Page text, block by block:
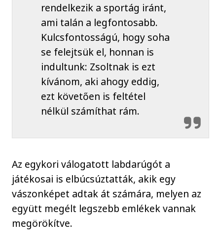
rendelkezik a sportág iránt,
ami talán a legfontosabb.
Kulcsfontosságú, hogy soha
se felejtsük el, honnan is
indultunk: Zsoltnak is ezt
kívánom, aki ahogy eddig,
ezt követően is feltétel
nélkül számíthat rám.
Az egykori válogatott labdarúgót a
játékosai is elbúcsúztatták, akik egy
vászonképet adtak át számára, melyen az
együtt megélt legszebb emlékek vannak
megörökítve.